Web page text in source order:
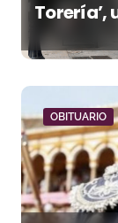
toreo
OBITUARIO